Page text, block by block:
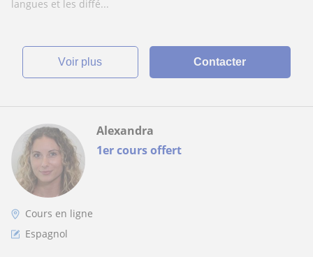
langues et les diffé...
voir plus Contacter
1er cours offert
Alexandra
Cours en ligne
Espagnol